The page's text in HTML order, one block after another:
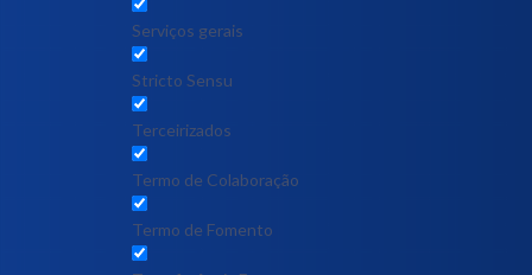
Serviços gerais
Stricto Sensu
Terceirizados
Termo de Colaboração
Termo de Fomento